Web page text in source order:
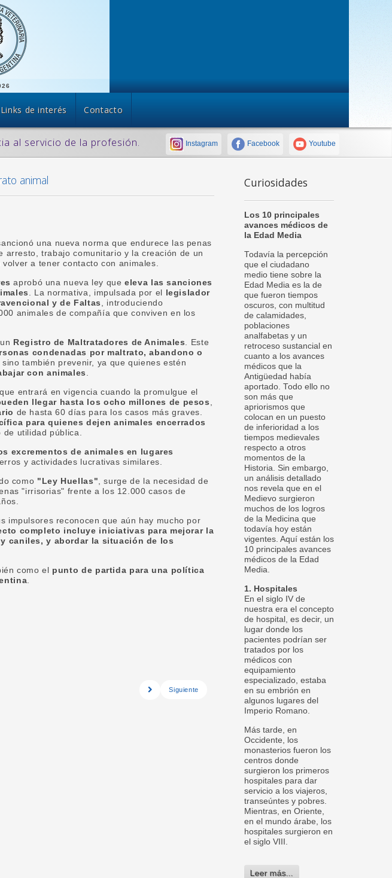
Links de interés Contacto
al servicio de la profesión. Instagram Facebook Youtube
animal
una nueva norma que endurece las penas
arresto, trabajo comunitario y la creación de un
a tener contacto con animales.
aprobó una nueva ley queeleva las sanciones
. La normativa, impulsada por el
legislador
y de Faltas , introduciendo
animales de compañía que conviven en los
Registro de Maltratadores de Animales. Este
condenadas por maltrato, abandono o
también prevenir, ya que quienes estén
con animales.
entrará en vigencia cuando la promulgue el
llegar hasta los ocho millones de pesos ,
de hasta 60 días para los casos más graves.
para quienes dejen animales encerrados
de utilidad pública.
excrementos de animales en lugares
y actividades lucrativas similares.
como "Ley Huellas", surge de la necesidad de
"irrisorias" frente a los 12.000 casos de
impulsores reconocen que aún hay mucho por
completo incluye iniciativas para mejorar la
caniles, y abordar la situación de los
como el punto de partida para una política
.
Siguiente
Curiosidades
Los 10 principales
avances médicos de
la Edad Media
Todavía la percepción
que el ciudadano
medio tiene sobre la
Edad Media es la de
que fueron tiempos
oscuros, con multitud
de calamidades,
poblaciones
analfabetas y un
retroceso sustancial en
cuanto a los avances
médicos que la
Antigüedad había
aportado. Todo ello no
son más que
apriorismos que
colocan en un puesto
de inferioridad a los
tiempos medievales
respecto a otros
momentos de la
Historia. Sin embargo,
un análisis detallado
nos revela que en el
Medievo surgieron
muchos de los logros
de la Medicina que
todavía hoy están
vigentes. Aquí están los
10 principales avances
médicos de la Edad
Media.
1. Hospitales
En el siglo IV de
nuestra era el concepto
de hospital, es decir, un
lugar donde los
pacientes podrían ser
tratados por los
médicos con
equipamiento
especializado, estaba
en su embrión en
algunos lugares del
Imperio Romano.
Más tarde, en
Occidente, los
monasterios fueron los
centros donde
surgieron los primeros
hospitales para dar
servicio a los viajeros,
transeúntes y pobres.
Mientras, en Oriente,
en el mundo árabe, los
hospitales surgieron en
el siglo VIII.
Leer más...